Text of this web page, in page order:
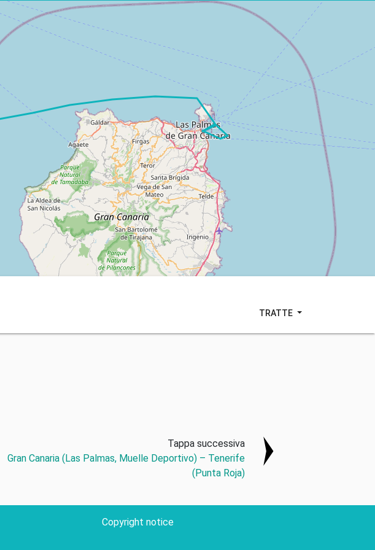
TRATTE
Tappa successiva
Gran Canaria (Las Palmas, Muelle Deportivo) – Tenerife
(Punta Roja)
Copyright notice